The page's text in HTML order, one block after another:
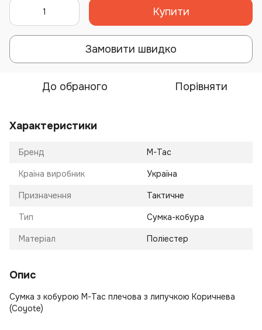
Купити
Замовити швидко
До обраного Порівняти
Характеристики
Бренд M-Tac
Країна виробник Україна
Призначення Тактичне
Тип Сумка-кобура
Матеріал Поліестер
Опис
Сумка з кобурою M-Tac плечова з липучкою Коричнева
(Coyote)